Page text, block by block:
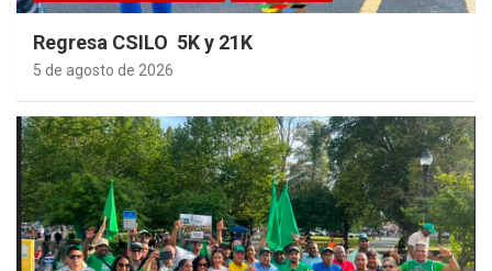
Regresa CSILO 5K y 21K
5 de agosto de 2026